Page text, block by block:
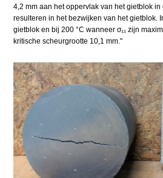
4,2 mm aan het oppervlak van het gietblok in
resulteren in het bezwijken van het gietblok.
gietblok en bij 200 °C wanneer σ₁₁ zijn
kritische scheurgrootte 10,1 mm."